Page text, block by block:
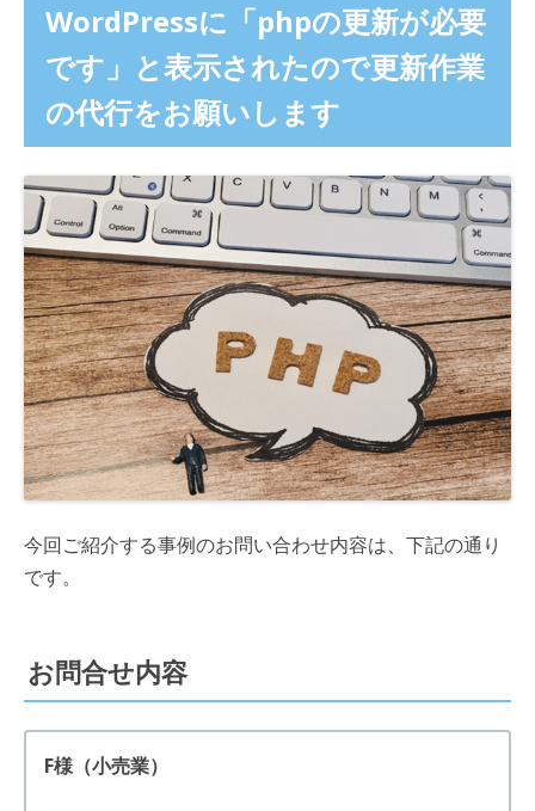
WordPressに「phpの更新が必要
です」と表示されたので更新作業
の代行をお願いします
今回ご紹介する事例のお問い合わせ内容は、下記の通り
です。
お問合せ内容
F様（小売業）